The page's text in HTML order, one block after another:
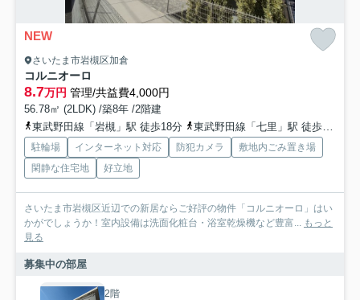
NEW
さいたま市岩槻区加倉
コルニオーロ
8.7万円 管理/共益費4,000円
56.78㎡ (2LDK) /築8年 /2階建
東武野田線「岩槻」駅 徒歩18分
東武野田線「七里」駅 徒歩30分
駐輪場 インターネット対応 防犯カメラ
敷地内ごみ置き場
閑静な住宅地
好立地
さいたま市岩槻区近辺での新居ならご好評の物件「コルニオーロ」はい
かがでしょうか！室内設備は洗面化粧台・浴室乾燥機など豊富...
もっと
見る
募集中の部屋
2階